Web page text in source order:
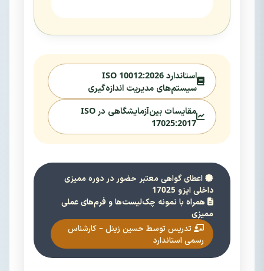
استاندارد ISO 10012:2026
سیستم‌های مدیریت اندازه‌گیری
مقایسات بین‌آزمایشگاهی در ISO
17025:2017
اعطای گواهی معتبر حضور در دوره ممیزی
داخلی ایزو 17025
همراه با نمونه چک‌لیست‌ها و فرم‌های عملی
ممیزی
تدریس توسط حسین زینل – کارشناس
رسمی استاندارد